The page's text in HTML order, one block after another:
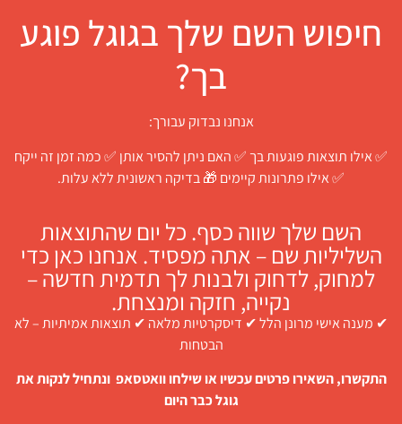
חיפוש השם שלך בגוגל פוגע
בך?
אנחנו נבדוק עבורך:
✅ אילו תוצאות פוגעות בך ✅ האם ניתן להסיר אותן ✅ כמה זמן זה ייקח
✅ אילו פתרונות קיימים 🎁 בדיקה ראשונית ללא עלות.
השם שלך שווה כסף. כל יום שהתוצאות
השליליות שם – אתה מפסיד. אנחנו כאן כדי
למחוק, לדחוק ולבנות לך תדמית חדשה –
נקייה, חזקה ומנצחת.
✔ מענה אישי מרונן הלל ✔ דיסקרטיות מלאה ✔ תוצאות אמיתיות – לא
הבטחות
התקשרו, השאירו פרטים עכשיו או שילחו וואטסאפ ונתחיל לנקות את
גוגל כבר היום